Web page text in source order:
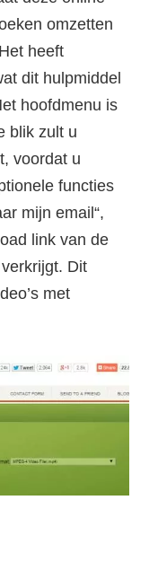
omzetten
heeft
dit hulpmiddel
hoofdmenu is
blik zult u
voordat u
functies
mijn email“,
link van de
Dit
met